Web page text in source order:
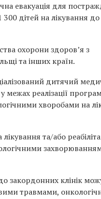
евакуація для
дітей на лікування до
охорони здоров’я з
та інших країн.
дитячий
межах реалізації
хворобами на
та/або
закордонних клінік
травмами,